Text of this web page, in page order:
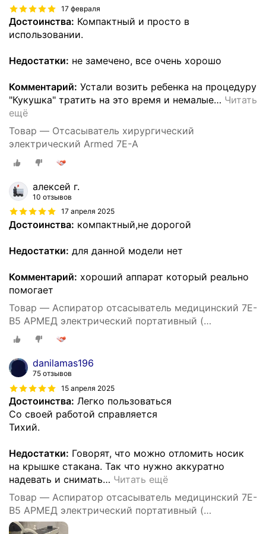
17 февраля
Достоинства: Компактный и просто в
использовании.
Недостатки: не замечено, все очень хорошо
Комментарий: Устали возить ребенка на процедуру
"Кукушка" тратить на это время и немалые… Читать
ещё
Товар — Отсасыватель хирургический
электрический Armed 7Е-A
алексей г.
10 отзывов
17 апреля 2025
Достоинства: компактный,не дорогой
Недостатки: для данной модели нет
Комментарий: хороший аппарат который реально
помогает
Товар — Аспиратор отсасыватель медицинский 7E-
B5 АРМЕД электрический портативный (
производительность 20л/мин)
danilamas196
75 отзывов
15 апреля 2025
Достоинства: Легко пользоваться
Со своей работой справляется
Тихий.
Недостатки: Говорят, что можно отломить носик
на крышке стакана. Так что нужно аккуратно
надевать и снимать… Читать ещё
Товар — Аспиратор отсасыватель медицинский 7E-
B5 АРМЕД электрический портативный (
производительность 20л/мин)